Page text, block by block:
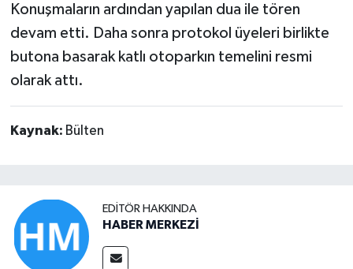
Konuşmaların ardından yapılan dua ile tören
devam etti. Daha sonra protokol üyeleri birlikte
butona basarak katlı otoparkın temelini resmi
olarak attı.
Kaynak: Bülten
EDITÖR HAKKINDA
HABER MERKEZİ